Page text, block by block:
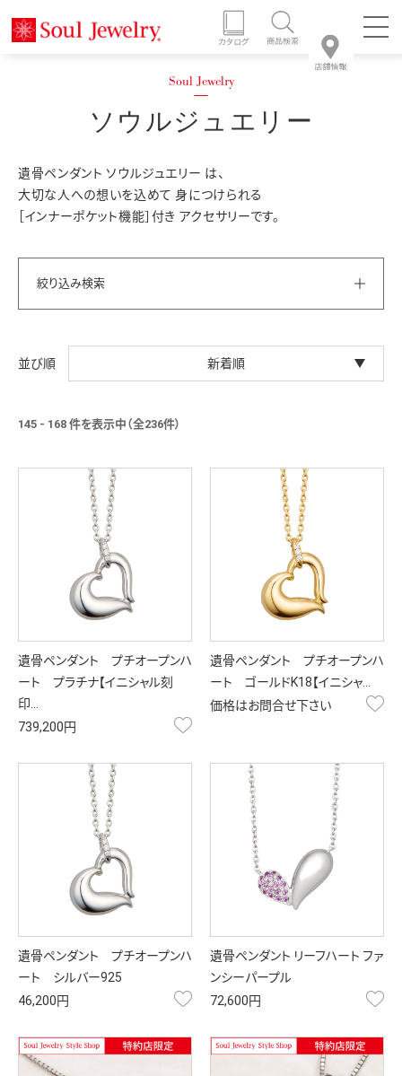
ソウルジュエリー
遺骨ペンダント ソウルジュエリー は、
大切な人への想いを込めて 身につけられる
［インナーポケット機能］付き アクセサリーです。
絞り込み検索
新着順
145 - 168 件を表示中（全236件）
遺骨ペンダント プチオープンハ
ート プラチナ【イニシャル刻
印…
739,200円
遺骨ペンダント プチオープンハ
ート ゴールドK18【イニシャ…
価格はお問合せ下さい
遺骨ペンダント プチオープンハ
ート シルバー925
46,200円
お気に入り
遺骨ペンダント リーフハート ファ
ンシーパープル
72,600円